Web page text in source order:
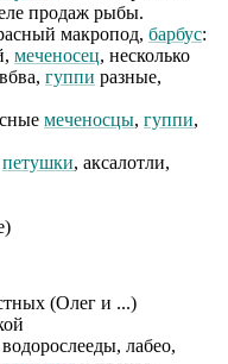
продаж рыбы.
макропод, барбус:
меченосец, несколько
гуппи разные,
меченосцы, гуппи,
петушки, аксалотли,
(Олег и ...)
лабео,